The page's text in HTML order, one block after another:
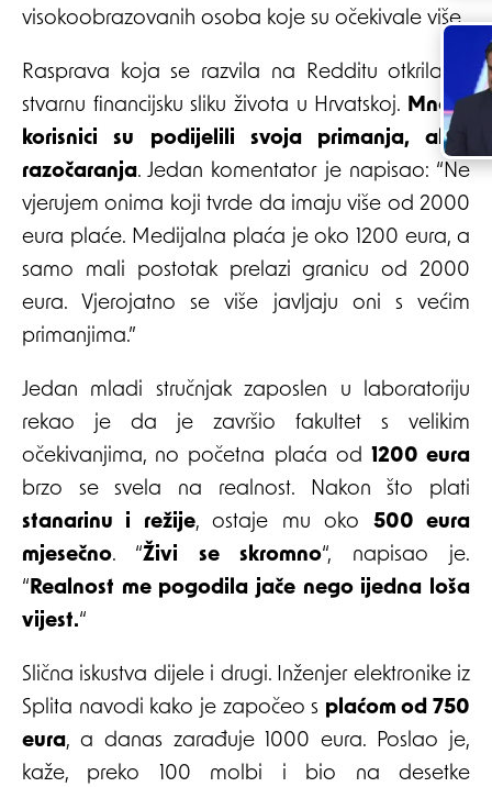
visokoobrazovanih osoba koje su očekivale više.
Rasprava koja se razvila na Redditu otkrila je
stvarnu financijsku sliku života u Hrvatskoj. Mnogi
korisnici su podijelili svoja primanja, ali i
razočaranja. Jedan komentator je napisao: “Ne
vjerujem onima koji tvrde da imaju više od 2000
eura plaće. Medijalna plaća je oko 1200 eura, a
samo mali postotak prelazi granicu od 2000
eura. Vjerojatno se više javljaju oni s većim
primanjima.”
Jedan mladi stručnjak zaposlen u laboratoriju
rekao je da je završio fakultet s velikim
očekivanjima, no početna plaća od 1200 eura
brzo se svela na realnost. Nakon što plati
stanarinu i režije, ostaje mu oko 500 eura
mjesečno. “Živi se skromno“, napisao je.
“Realnost me pogodila jače nego ijedna loša
vijest.“
Slična iskustva dijele i drugi. Inženjer elektronike iz
Splita navodi kako je započeo s plaćom od 750
eura, a danas zarađuje 1000 eura. Poslao je,
kaže, preko 100 molbi i bio na desetke